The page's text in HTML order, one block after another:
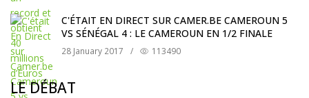
C'ÉTAIT EN DIRECT SUR CAMER.BE CAMEROUN 5
VS SÉNÉGAL 4 : LE CAMEROUN EN 1/2 FINALE
28 January 2017 / 113490
LE DÉBAT